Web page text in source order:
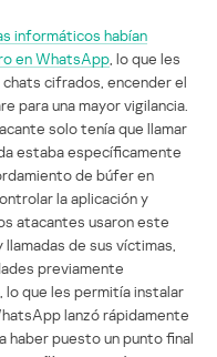
informáticos habían
en WhatsApp , lo que les
cifrados, encender el
para una mayor vigilancia.
solo tenía que llamar
estaba específicamente
de búfer en
la aplicación y
atacantes usaron este
de sus víctimas,
previamente
que les permitía instalar
lanzó rápidamente
haber puesto un punto final